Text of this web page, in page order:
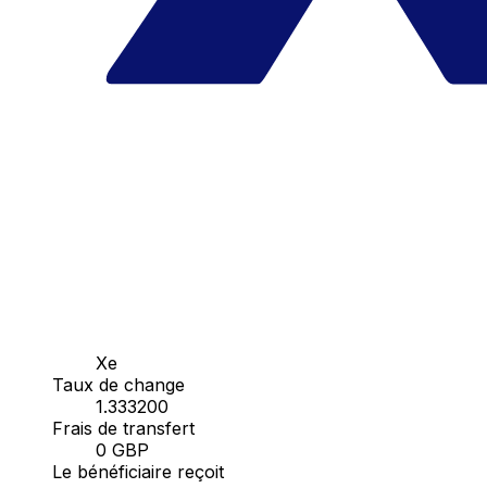
Xe
Taux de change
1.333200
Frais de transfert
0 GBP
Le bénéficiaire reçoit